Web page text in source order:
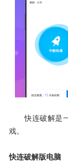
快连破解是一
戏。
快连破解版电脑